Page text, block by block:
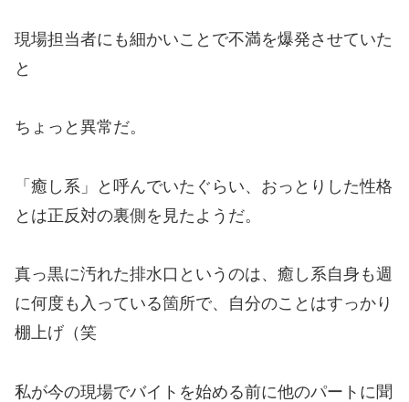
現場担当者にも細かいことで不満を爆発させていた
と
ちょっと異常だ。
「癒し系」と呼んでいたぐらい、おっとりした性格
とは正反対の裏側を見たようだ。
真っ黒に汚れた排水口というのは、癒し系自身も週
に何度も入っている箇所で、自分のことはすっかり
棚上げ（笑
私が今の現場でバイトを始める前に他のパートに聞